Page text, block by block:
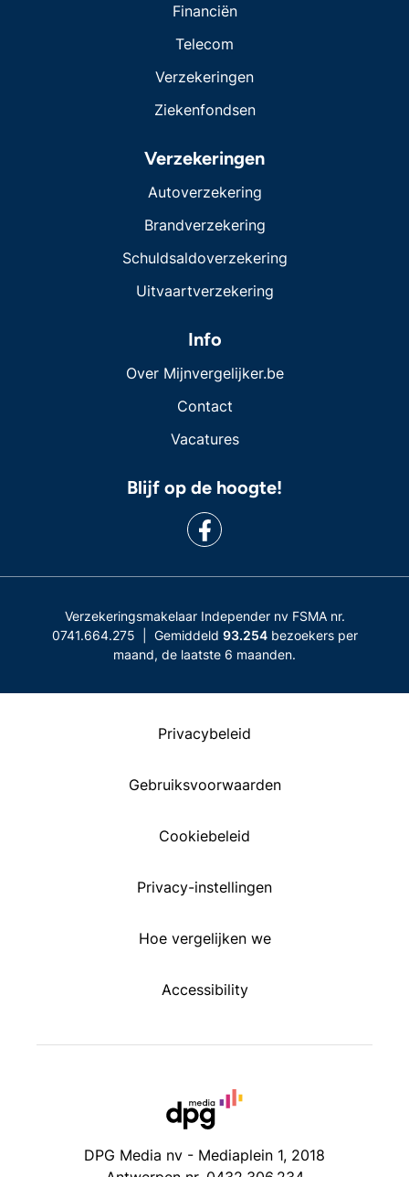
Financiën
Telecom
Verzekeringen
Ziekenfondsen
Verzekeringen
Autoverzekering
Brandverzekering
Schuldsaldoverzekering
Uitvaartverzekering
Info
Over Mijnvergelijker.be
Contact
Vacatures
Blijf op de hoogte!
Verzekeringsmakelaar Independer nv FSMA nr.
0741.664.275 | Gemiddeld 93.254bezoekers per
maand, de laatste 6 maanden.
Privacybeleid
Gebruiksvoorwaarden
Cookiebeleid
Privacy-instellingen
Hoe vergelijken we
Accessibility
DPG Media nv - Mediaplein 1, 2018